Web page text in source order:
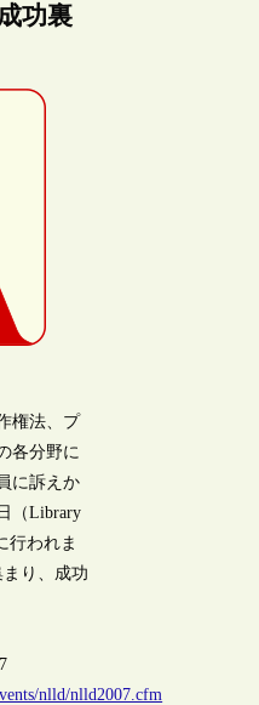
功裏
権法、プ
各分野に
に訴えか
（Library
行われま
まり、成功
nlld/nlld2007.cfm